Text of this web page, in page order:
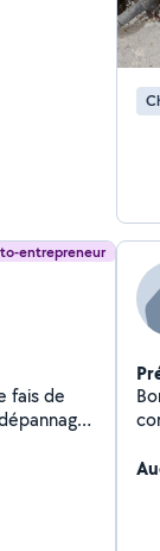
entrepreneur